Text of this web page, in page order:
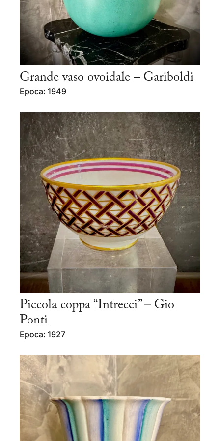
Grande vaso ovoidale – Gariboldi
Epoca: 1949
Piccola coppa “Intrecci” – Gio
Ponti
Epoca: 1927